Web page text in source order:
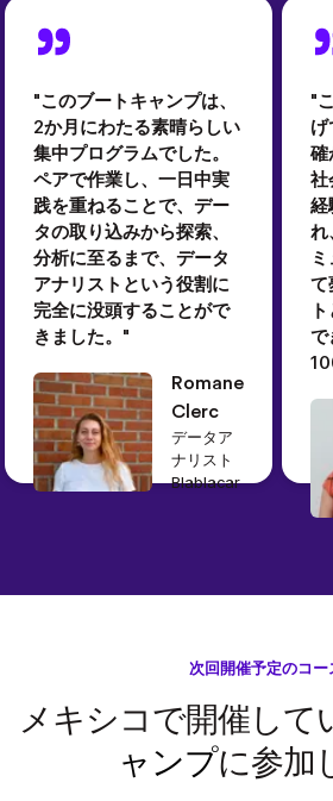
"このブートキャンプは、
2か月にわたる素晴らしい
集中プログラムでした。
ペアで作業し、一日中実
践を重ねることで、デー
タの取り込みから探索、
分析に至るまで、データ
アナリストという役割に
完全に没頭することがで
きました。"
Romane
Clerc
データア
ナリスト
Blablacar
"
確
社
経
れ
て
で
次回開催予定のコー
メキシコで開催して
ャンプに参加